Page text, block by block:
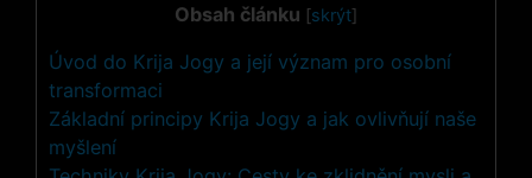
Obsah článku [skrýt]
Úvod do Krija Jogy a její význam pro osobní
transformaci
Základní principy Krija Jogy a jak ovlivňují naše
myšlení